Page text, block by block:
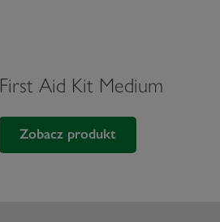
First Aid Kit Medium
Zobacz produkt
First Aid Kit Medium